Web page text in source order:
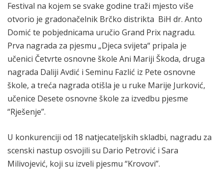
Festival na kojem se svake godine traži mjesto više
otvorio je gradonačelnik Brčko distrikta BiH dr. Anto
Domić te pobjednicama uručio Grand Prix nagradu.
Prva nagrada za pjesmu „Djeca svijeta“ pripala je
učenici Četvrte osnovne škole Ani Mariji Škoda, druga
nagrada Daliji Avdić i Seminu Fazlić iz Pete osnovne
škole, a treća nagrada otišla je u ruke Marije Jurković,
učenice Desete osnovne škole za izvedbu pjesme
“Rješenje”.
U konkurenciji od 18 natjecateljskih skladbi, nagradu za
scenski nastup osvojili su Dario Petrović i Sara
Milivojević, koji su izveli pjesmu “Krovovi”.